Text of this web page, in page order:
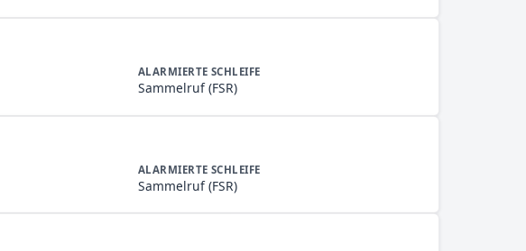
ALARMIERTE SCHLEIFE
Sammelruf (FSR)
ALARMIERTE SCHLEIFE
Sammelruf (FSR)